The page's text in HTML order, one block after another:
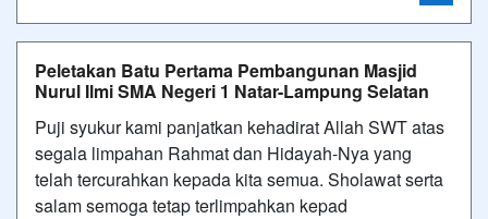
Peletakan Batu Pertama Pembangunan Masjid
Nurul Ilmi SMA Negeri 1 Natar-Lampung Selatan
Puji syukur kami panjatkan kehadirat Allah SWT atas
segala limpahan Rahmat dan Hidayah-Nya yang
telah tercurahkan kepada kita semua. Sholawat serta
salam semoga tetap terlimpahkan kepad